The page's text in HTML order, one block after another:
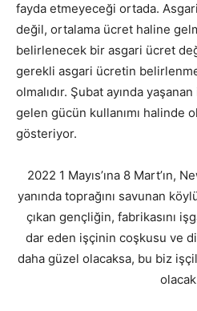
fayda etmeyeceği ortada.
değil, ortalama ücret haline
belirlenecek bir asgari ücret
gerekli asgari ücretin
olmalıdır. Şubat ayında
gelen gücün kullanımı halinde
gösteriyor.
2022 1 Mayıs’ına 8 Mart’ın,
yanında toprağını savunan
çıkan gençliğin, fabrikasını
dar eden işçinin coşkusu ve
daha güzel olacaksa, bu biz